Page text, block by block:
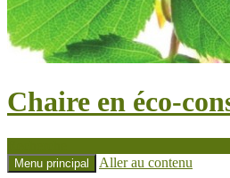
Chaire en éco-
Menu principal Aller au contenu